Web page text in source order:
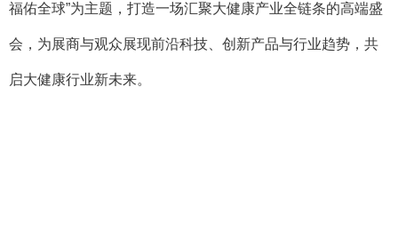
福佑全球”为主题，打造一场汇聚大健康产业全链条的高端盛
会，为展商与观众展现前沿科技、创新产品与行业趋势，共
启大健康行业新未来。